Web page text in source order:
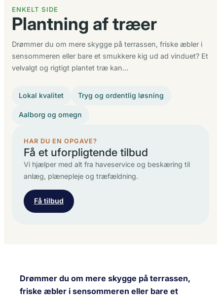
ENKELT SIDE
Plantning af træer
Drømmer du om mere skygge på terrassen, friske æbler i
sensommeren eller bare et smukkere kig ud ad vinduet? Et
velvalgt og rigtigt plantet træ kan…
Lokal kvalitet Tryg og ordentlig løsning
Aalborg og omegn
HAR DU EN OPGAVE?
Få et uforpligtende tilbud
Vi hjælper med alt fra haveservice og beskæring til
anlæg, plænepleje og træfældning.
Få tilbud
Drømmer du om mere skygge på terrassen,
friske æbler i sensommeren eller bare et